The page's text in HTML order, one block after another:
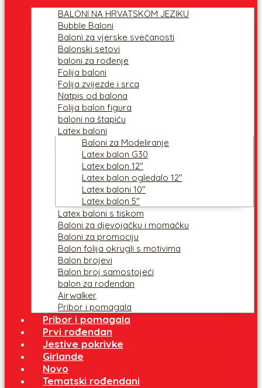
BALONI NA HRVATSKOM JEZIKU
Bubble Baloni
Baloni za vjerske svečanosti
Balonski setovi
baloni za rođenje
Folija baloni
Folija zvijezde i srca
Natpis od balona
Folija balon figura
baloni na štapiću
Latex baloni
Baloni za Modeliranje
Latex balon G30
Latex balon 12″
Latex balon ogledalo 12″
Latex baloni 10″
Latex balon 5″
Latex baloni s tiskom
Baloni za djevojačku i momačku
Baloni za promociju
Balon folija okrugli s motivima
Balon brojevi
Balon broj samostojeći
balon za rođendan
Airwalker
Pribor i pomagala
Pribor i pomagala
Prvi rođendan
Jestive pokrivke
Girlande
Novo
Tematski rođendani